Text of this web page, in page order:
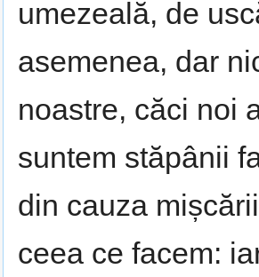
umezeală, de
asemenea, dar
noastre, căci noi
suntem stăpânii
din cauza
ceea ce facem: